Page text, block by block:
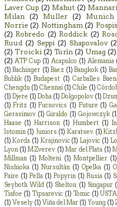
Laver Cup (2) Mahut (2)
Milan
(2) Muller (2) Munich
Norrie (2) Nottingham (2)
(2) Robredo (2) Roddick (2)
Ruud (2) Seppi (2) Shapovalov
(2) Troicki (2) Turín (2) Umag (2)
(2) ATP Cup (1) Acapulco (1) Alemania
(1) Bachinger (1) Baez (1) Bangkok (1)
Bublik (1) Budapest (1) Carballes
Chengdu (1) Chennai (1) Chile (1)
(1) Djere (1) Doha (1) Dolgopolov (1)
(1) Fritz (1) Fucsovics (1) Future (1)
Gerasimov (1) Giraldo (1) Gojowczyk
Haase (1) Harrison (1) Humbert (1)
Istomin (1) Juniors (1) Karatsev (1)
(1) Korda (1) Krajinovic (1) Lajovic (1)
Lyon (1) M.Zverev (1) Mar del Plata (1)
Millman (1) Molteni (1) Montpellier (1)
Nishioka (1) Nursultán (1) Opelka (1)
Paire (1) Pella (1) Popyrin (1) Rusia (1)
Seyboth Wild (1) Shelton (1) Singapur
Tiafoe (1) Tipsarevic (1) Tomic (1) USTA
(1) Vesely (1) Viña del Mar (1) Young (1)